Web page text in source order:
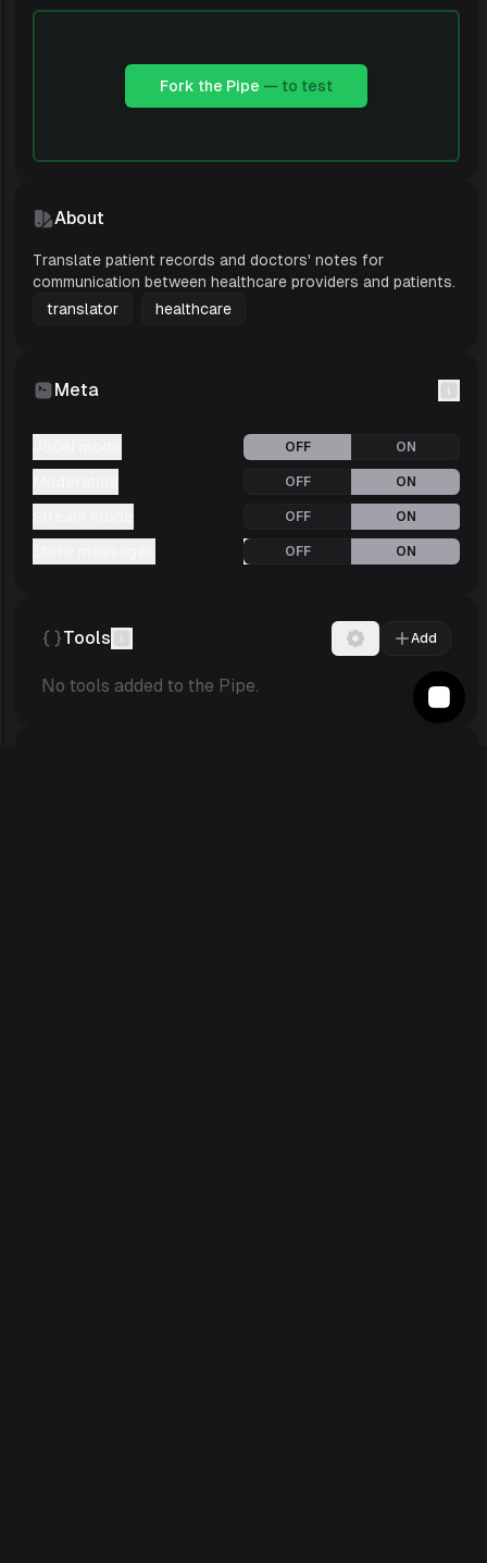
حاصل کرنی ہے اس بارے میں مریض کو آگاہ
پانچ دن تک منہ سے لینی ہے. ضرورت پڑنے پر
Fork the Pipe — to test
About
Translate patient records and doctors' notes for
communication between healthcare providers and patients.
translator
healthcare
Meta
OFF ON
OFF ON
OFF ON
OFF ON
Tools Add
No tools added to the Pipe.